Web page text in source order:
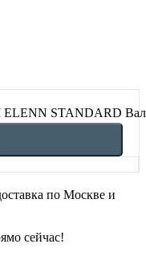
ELENN STANDARD
по Москве и
сейчас!